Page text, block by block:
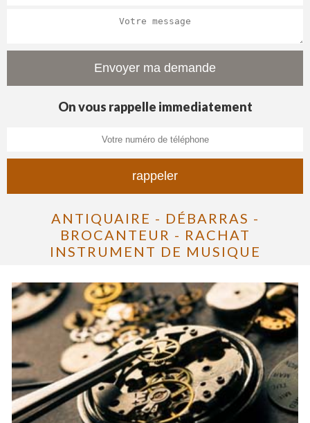
On vous rappelle immediatement
ANTIQUAIRE - DÉBARRAS -
BROCANTEUR - RACHAT
INSTRUMENT DE MUSIQUE